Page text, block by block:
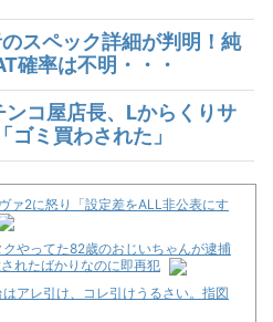
スペック詳細が判明！純
確率は不明・・・
コ屋店長、Lからくりサ
ミ買わされた」
ァ2に怒り「設定差をALL非公表にす
やってた82歳のおじいちゃんが逮捕
れたばかりなのに即再犯
アレ引け、コレ引けうるさい。指図